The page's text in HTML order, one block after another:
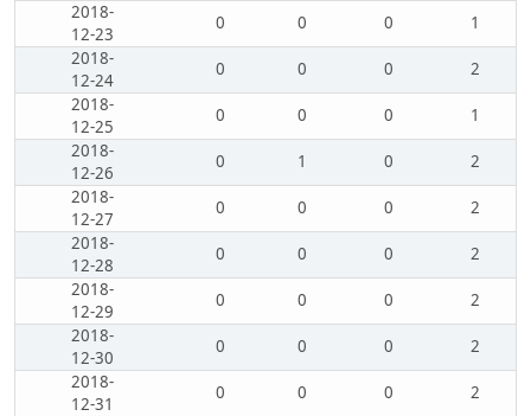
2018-
12-23
0 0 0
1
2018-
12-24
0 0 0
2
2018-
12-25
0 0 0
1
2018-
12-26
0 1 0
2
2018-
12-27
0 0 0
2
2018-
12-28
0 0 0
2
2018-
12-29
0 0 0
2
2018-
12-30
0 0 0
2
2018-
12-31
0 0 0 2